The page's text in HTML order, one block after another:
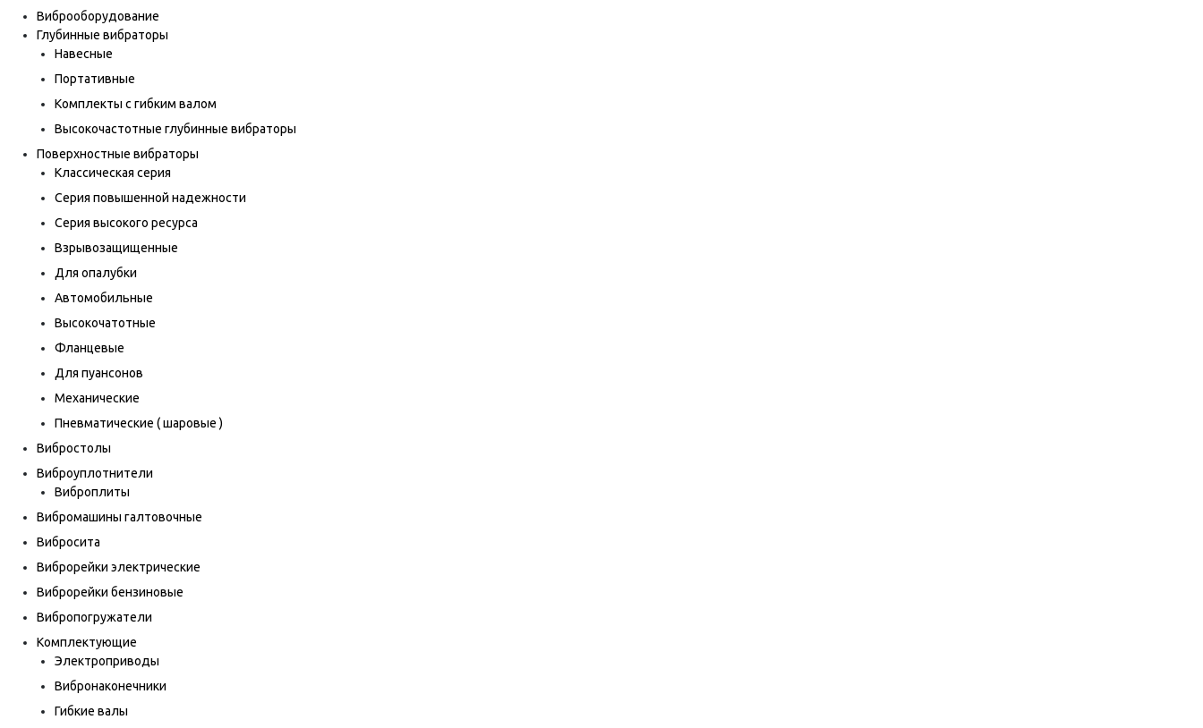
Виброоборудование
Глубинные вибраторы
Навесные
Портативные
Комплекты с гибким валом
Высокочастотные глубинные вибраторы
Поверхностные вибраторы
Классическая серия
Серия повышенной надежности
Серия высокого ресурса
Взрывозащищенные
Для опалубки
Автомобильные
Высокочатотные
Фланцевые
Для пуансонов
Механические
Пневматические ( шаровые )
Вибростолы
Виброуплотнители
Виброплиты
Вибромашины галтовочные
Вибросита
Виброрейки электрические
Виброрейки бензиновые
Вибропогружатели
Комплектующие
Электроприводы
Вибронаконечники
Гибкие валы